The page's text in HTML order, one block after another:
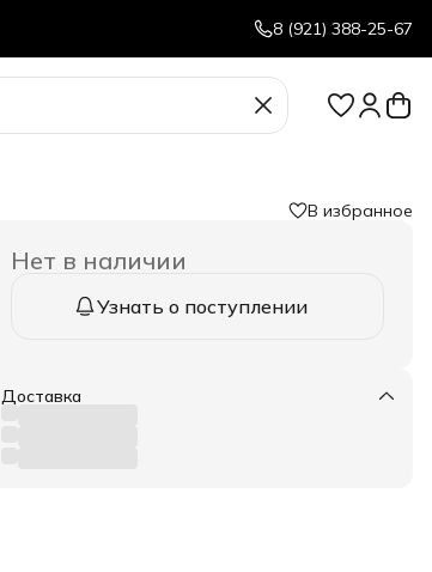
8 (921) 388-25-67
В избранное
Нет в наличии
Узнать о поступлении
Доставка